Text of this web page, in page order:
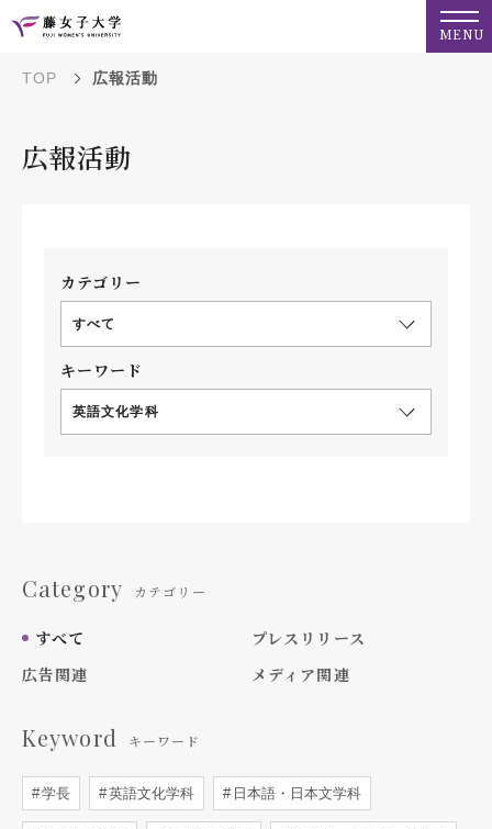
MENU
TOP 広報活動
広報活動
カテゴリー
すべて
キーワード
英語文化学科
Category カテゴリー
すべて
プレスリリース
広告関連
メディア関連
Keyword キーワード
学長 英語文化学科 日本語・日本文学科